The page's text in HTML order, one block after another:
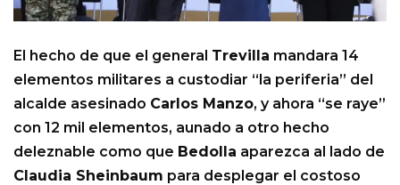
El hecho de que el general Trevilla mandara 14
elementos militares a custodiar “la periferia” del
alcalde asesinado Carlos Manzo, y ahora “se raye”
con 12 mil elementos, aunado a otro hecho
deleznable como que Bedolla aparezca al lado de
Claudia Sheinbaum para desplegar el costoso